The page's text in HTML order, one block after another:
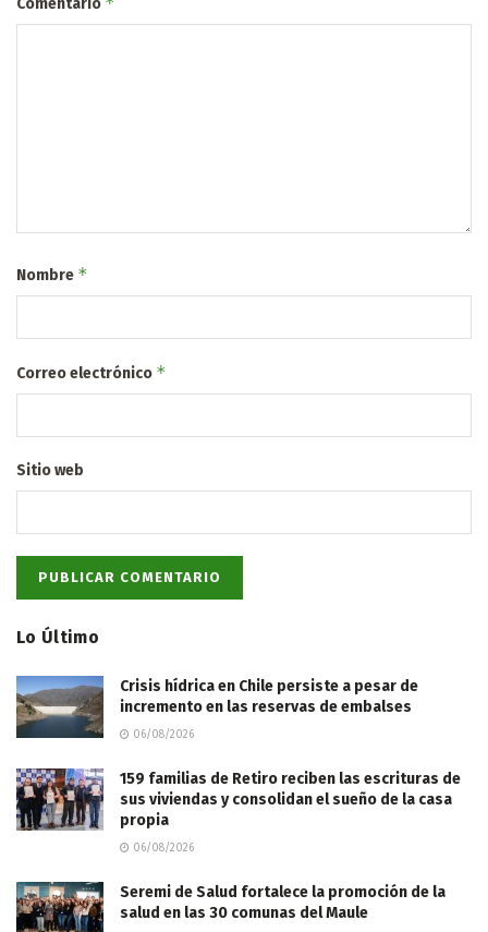
Nombre *
Correo electrónico *
Sitio web
Lo Último
Crisis hídrica en Chile persiste a pesar de
incremento en las reservas de embalses
06/08/2026
159 familias de Retiro reciben las escrituras de
sus viviendas y consolidan el sueño de la casa
propia
06/08/2026
Seremi de Salud fortalece la promoción de la
salud en las 30 comunas del Maule